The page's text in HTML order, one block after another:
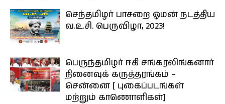
செந்தமிழர் பாசறை ஓமன் நடத்திய
வ.உ.சி. பெருவிழா, 2023!
பெருந்தமிழர் ஈகி சங்கரலிங்கனார்
நினைவுக் கருத்தரங்கம் –
சென்னை [ புகைப்படங்கள்
மற்றும் காணொளிகள்]